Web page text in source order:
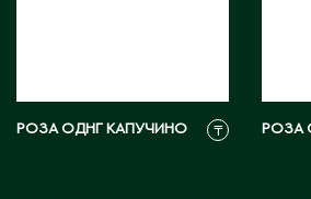
РОЗА ОДНГ КАПУЧИНО ₸ РОЗА